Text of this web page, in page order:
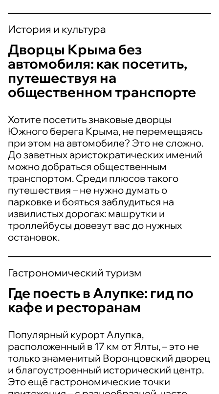
История и культура
Дворцы Крыма без
автомобиля: как посетить,
путешествуя на
общественном транспорте
Хотите посетить знаковые дворцы
Южного берега Крыма, не перемещаясь
при этом на автомобиле? Это не сложно.
До заветных аристократических имений
можно добраться общественным
транспортом. Среди плюсов такого
путешествия – не нужно думать о
парковке и бояться заблудиться на
извилистых дорогах: машрутки и
троллейбусы довезут вас до нужных
остановок.
Гастрономический туризм
Где поесть в Алупке: гид по
кафе и ресторанам
Популярный курорт Алупка,
расположенный в 17 км от Ялты, – это не
только знаменитый Воронцовский дворец
и благоустроенный исторический центр.
Это ещё гастрономические точки